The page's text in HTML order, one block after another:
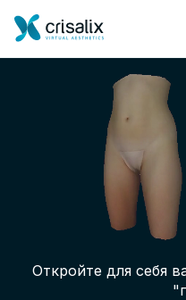
Главная хирурга
Бизнес Платформа
Планы
Откройте для себя